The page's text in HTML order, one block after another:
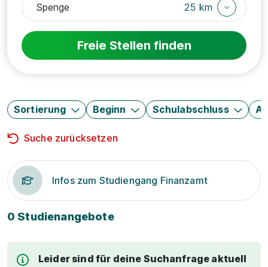
25 km
Freie Stellen finden
Sortierung Beginn Schulabschluss
Suche zurücksetzen
Infos zum Studiengang Finanzamt
0 Studienangebote
Leider sind für deine Suchanfrage aktuell